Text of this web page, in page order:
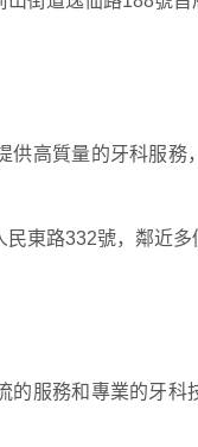
高質量的牙科服務
路332號，鄰近多
服務和專業的牙科